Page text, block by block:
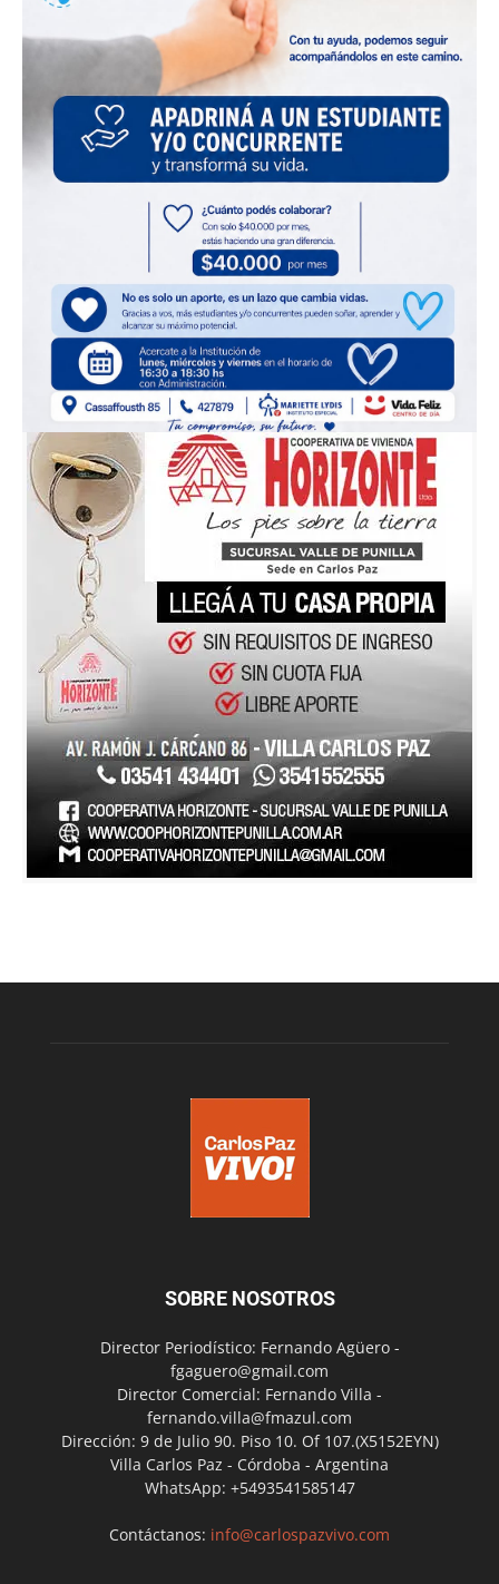
SOBRE NOSOTROS
Director Periodístico: Fernando Agüero -
fgaguero@gmail.com
Director Comercial: Fernando Villa -
fernando.villa@fmazul.com
Dirección: 9 de Julio 90. Piso 10. Of 107.(X5152EYN)
Villa Carlos Paz - Córdoba - Argentina
WhatsApp: +5493541585147
Contáctanos: info@carlospazvivo.com